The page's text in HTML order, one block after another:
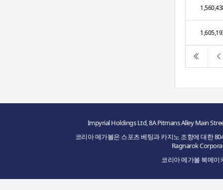
Impyrial Holdings Ltd, 8A Pitmans Alley Main
코리아 메가볼은 스포츠 베팅과 카지노 조항에 대한
Ragnarok
코리아 메가볼 북메이